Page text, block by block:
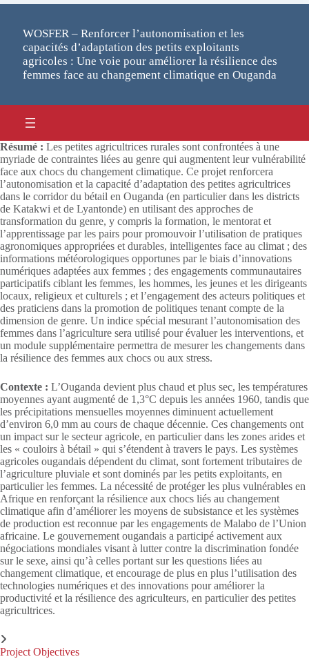
WOSFER – Renforcer l’autonomisation et les
capacités d’adaptation des petits exploitants
agricoles : Une voie pour améliorer la résilience des
femmes face au changement climatique en Ouganda
Résumé : Les petites agricultrices rurales sont confrontées à une
myriade de contraintes liées au genre qui augmentent leur vulnérabilité
face aux chocs du changement climatique. Ce projet renforcera
l’autonomisation et la capacité d’adaptation des petites agricultrices
dans le corridor du bétail en Ouganda (en particulier dans les districts
de Katakwi et de Lyantonde) en utilisant des approches de
transformation du genre, y compris la formation, le mentorat et
l’apprentissage par les pairs pour promouvoir l’utilisation de pratiques
agronomiques appropriées et durables, intelligentes face au climat ; des
informations météorologiques opportunes par le biais d’innovations
numériques adaptées aux femmes ; des engagements communautaires
participatifs ciblant les femmes, les hommes, les jeunes et les dirigeants
locaux, religieux et culturels ; et l’engagement des acteurs politiques et
des praticiens dans la promotion de politiques tenant compte de la
dimension de genre. Un indice spécial mesurant l’autonomisation des
femmes dans l’agriculture sera utilisé pour évaluer les interventions, et
un module supplémentaire permettra de mesurer les changements dans
la résilience des femmes aux chocs ou aux stress.
Contexte : L’Ouganda devient plus chaud et plus sec, les températures
moyennes ayant augmenté de 1,3°C depuis les années 1960, tandis que
les précipitations mensuelles moyennes diminuent actuellement
d’environ 6,0 mm au cours de chaque décennie. Ces changements ont
un impact sur le secteur agricole, en particulier dans les zones arides et
les « couloirs à bétail » qui s’étendent à travers le pays. Les systèmes
agricoles ougandais dépendent du climat, sont fortement tributaires de
l’agriculture pluviale et sont dominés par les petits exploitants, en
particulier les femmes. La nécessité de protéger les plus vulnérables en
Afrique en renforçant la résilience aux chocs liés au changement
climatique afin d’améliorer les moyens de subsistance et les systèmes
de production est reconnue par les engagements de Malabo de l’Union
africaine. Le gouvernement ougandais a participé activement aux
négociations mondiales visant à lutter contre la discrimination fondée
sur le sexe, ainsi qu’à celles portant sur les questions liées au
changement climatique, et encourage de plus en plus l’utilisation des
technologies numériques et des innovations pour améliorer la
productivité et la résilience des agriculteurs, en particulier des petites
agricultrices.
Project Objectives